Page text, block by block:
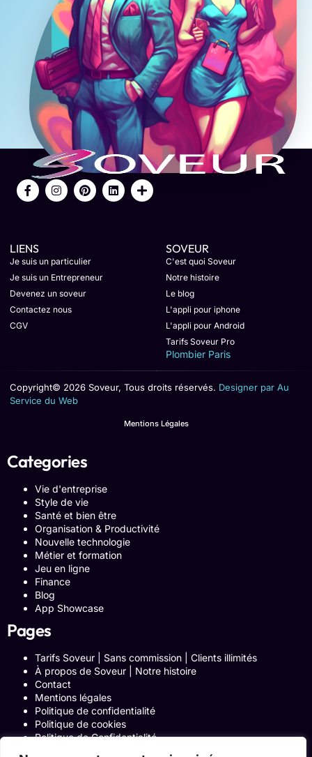
LIENS
Je suis un particulier
Je suis un Entrepreneur
Devenez un soveur
Contactez nous
CGV
SOVEUR
C'est quoi Soveur
Notre histoire
Le blog
L'appli pour iphone
L'appli pour Android
Tarifs Soveur Pro
Plombier Paris
Copyright© 2026 Soveur, Tous droits réservés. Designer par Au
Service du Web
Mentions Légales
Categories
Vie d'entreprise
Style de vie
Santé et bien être
Organisation & Productivité
Nouvelle technologie
Métier et formation
Jeu en ligne
Finance
Blog
App Showcase
Pages
Tarifs Soveur | Sans commission | Clients illimités
À propos de Soveur | Notre histoire
Contact
Mentions légales
Politique de confidentialité
Politique de cookies
Politique de Confidentialité